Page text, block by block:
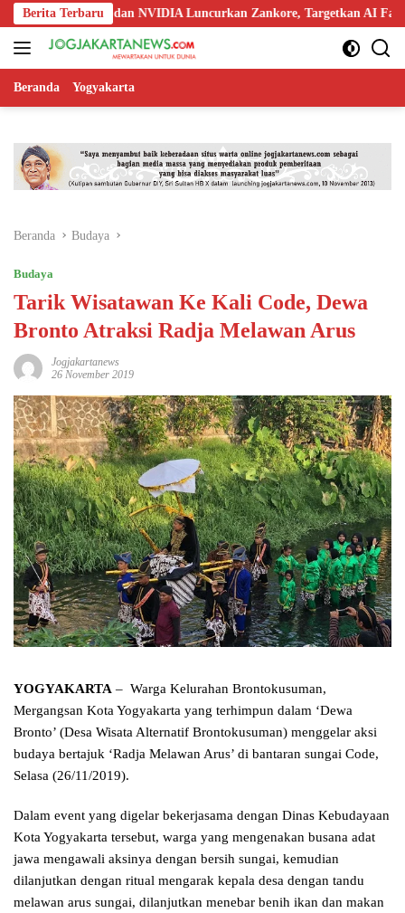
Langsung
ke
konten
Berita Terbaru
Nokia, dan NVIDIA Luncurkan Zankore, Targetkan AI Factory 1 GW
Beranda Yogyakarta
Beranda Budaya
Budaya
Tarik Wisatawan Ke Kali Code, Dewa
Bronto Atraksi Radja Melawan Arus
Jogjakartanews
26 November 2019
YOGYAKARTA – Warga Kelurahan Brontokusuman,
Mergangsan Kota Yogyakarta yang terhimpun dalam ‘Dewa
Bronto’ (Desa Wisata Alternatif Brontokusuman) menggelar aksi
budaya bertajuk ‘Radja Melawan Arus’ di bantaran sungai Code,
Selasa (26/11/2019).
Dalam event yang digelar bekerjasama dengan Dinas Kebudayaan
Kota Yogyakarta tersebut, warga yang mengenakan busana adat
jawa mengawali aksinya dengan bersih sungai, kemudian
dilanjutkan dengan ritual mengarak kepala desa dengan tandu
melawan arus sungai, dilanjutkan menebar benih ikan dan makan